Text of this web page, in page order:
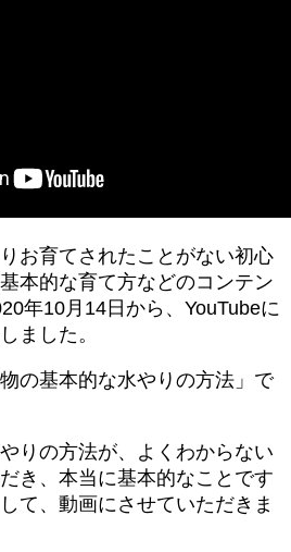
お育てされたことがない初心
本的な育て方などのコンテン
年10月14日から、YouTubeに
ました。
の基本的な水やりの方法」で
りの方法が、よくわからない
き、本当に基本的なことです
て、動画にさせていただきま